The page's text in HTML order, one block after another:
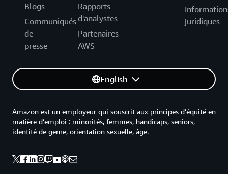
Blogs
Communiqués
de
presse
Rapports
d'analystes
Partenaires
AWS
juridiques
English
Amazon est un employeur qui souscrit aux principes d’équité en
matière d’emploi : minorités, femmes, handicaps, seniors,
identité de genre, orientation sexuelle, âge.